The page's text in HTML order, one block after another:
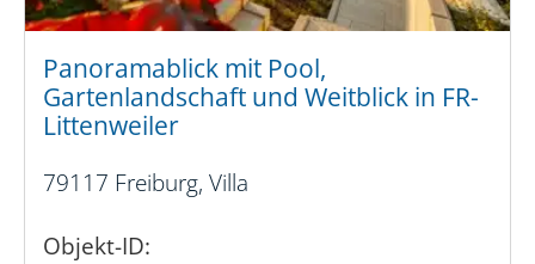
Panoramablick mit Pool,
Gartenlandschaft und Weitblick in FR-
Littenweiler
79117 Freiburg, Villa
Objekt-ID: